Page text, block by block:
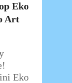
Eko
Art
Eko